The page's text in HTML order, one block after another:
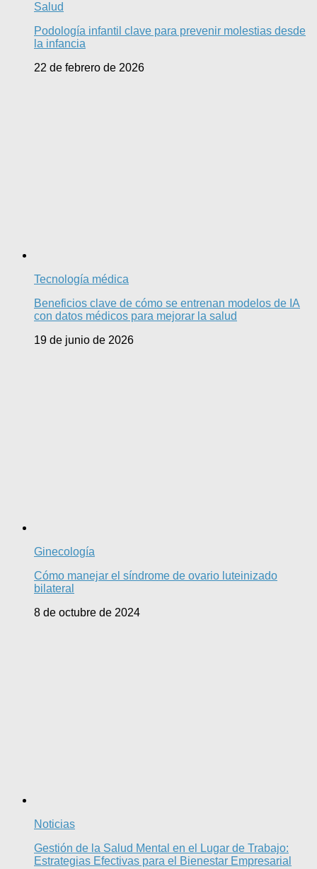
Salud
Podología infantil clave para prevenir molestias desde
la infancia
22 de febrero de 2026
Tecnología médica
Beneficios clave de cómo se entrenan modelos de IA
con datos médicos para mejorar la salud
19 de junio de 2026
Ginecología
Cómo manejar el síndrome de ovario luteinizado
bilateral
8 de octubre de 2024
Noticias
Gestión de la Salud Mental en el Lugar de Trabajo:
Estrategias Efectivas para el Bienestar Empresarial